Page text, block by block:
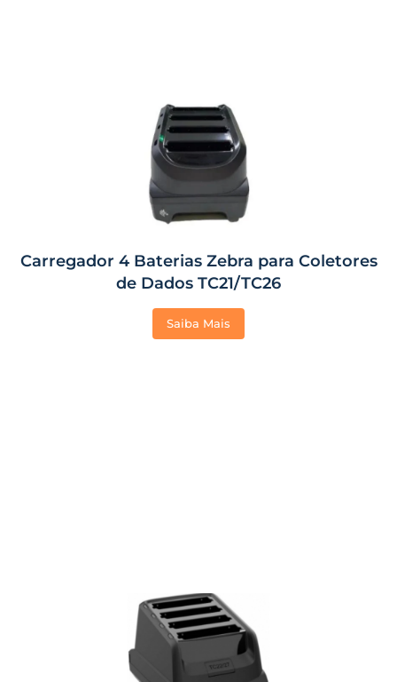
Carregador 4 Baterias Zebra para Coletores
de Dados TC21/TC26
Saiba Mais